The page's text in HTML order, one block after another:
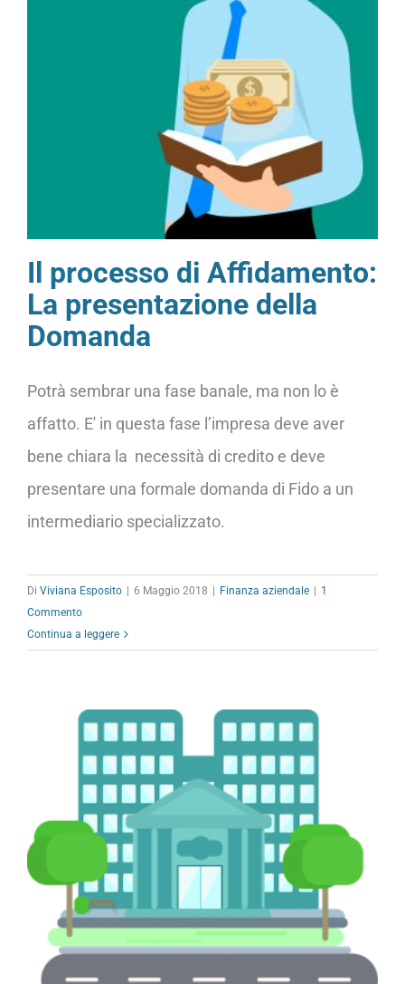
Il processo di Affidamento:
La presentazione della
Domanda
Potrà sembrar una fase banale, ma non lo è
affatto. E' in questa fase l’impresa deve aver
bene chiara la necessità di credito e deve
presentare una formale domanda di Fido a un
intermediario specializzato.
Di Viviana Esposito | 6 Maggio 2018 | Finanza aziendale | 1
Commento
Continua a leggere